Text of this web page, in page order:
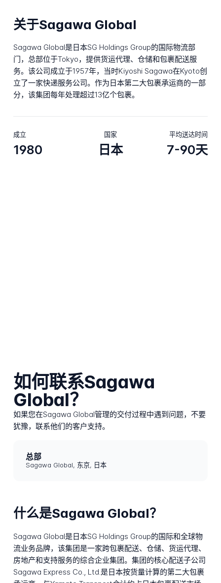
关于Sagawa Global
Sagawa Global是日本SG Holdings Group的国际物流部
门，总部位于Tokyo，提供货运代理、仓储和包裹配送服
务。该公司成立于1957年，当时Kiyoshi Sagawa在Kyoto创
立了一家快递服务公司。作为日本第二大包裹承运商的一部
分，该集团每年处理超过13亿个包裹。
成立
1980
国家
日本
平均送达时间
7-90天
如何联系Sagawa
Global？
如果您在Sagawa Global管理的交付过程中遇到问题，不要
犹豫，联系他们的客户支持。
总部
Sagawa Global, 东京, 日本
什么是Sagawa Global？
Sagawa Global是日本SG Holdings Group的国际和全球物
流业务品牌，该集团是一家跨包裹配送、仓储、货运代理、
房地产和支持服务的综合企业集团。集团的核心配送子公司
Sagawa Express Co., Ltd.是日本按货量计算的第二大包裹